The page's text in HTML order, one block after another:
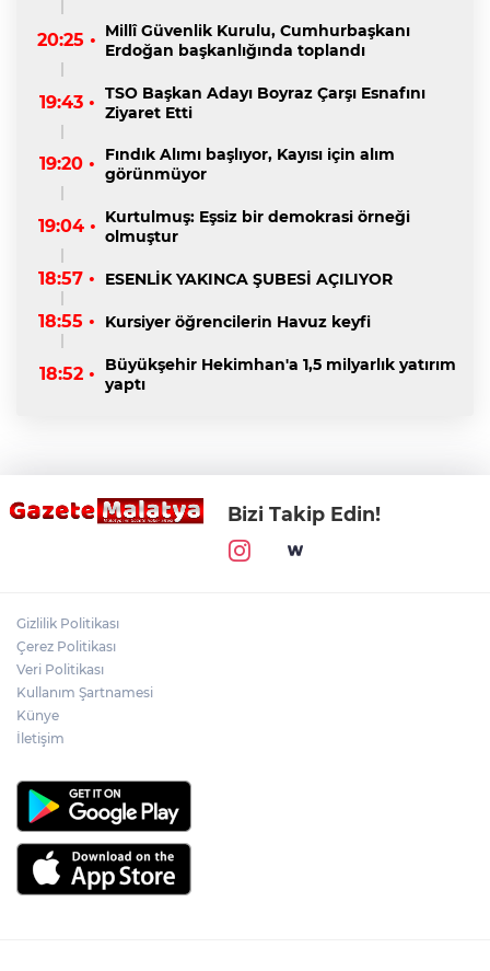
20:25 • Millî Güvenlik Kurulu, Cumhurbaşkanı
Erdoğan başkanlığında toplandı
19:43 • TSO Başkan Adayı Boyraz Çarşı Esnafını
Ziyaret Etti
19:20 •
Fındık Alımı başlıyor, Kayısı için alım
görünmüyor
19:04 • Kurtulmuş: Eşsiz bir demokrasi örneği
olmuştur
18:57 • ESENLİK YAKINCA ŞUBESİ AÇILIYOR
18:55 • Kursiyer öğrencilerin Havuz keyfi
18:52 •
Büyükşehir Hekimhan'a 1,5 milyarlık yatırım
yaptı
Bizi Takip Edin!
Gizlilik Politikası
Çerez Politikası
Veri Politikası
Kullanım Şartnamesi
Künye
İletişim